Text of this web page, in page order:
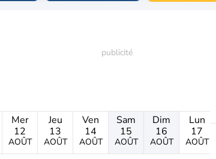
Mer
12
AOÛT
Jeu
13
AOÛT
Ven
14
AOÛT
Sam
15
AOÛT
Dim
16
AOÛT
Lun
17
AOÛT